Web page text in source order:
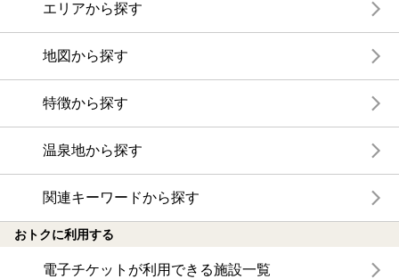
エリアから探す
地図から探す
特徴から探す
温泉地から探す
関連キーワードから探す
おトクに利用する
電子チケットが利用できる施設一覧